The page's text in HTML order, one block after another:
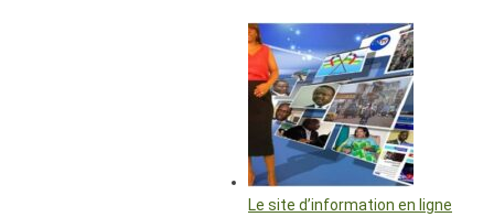
Le site d’information en ligne